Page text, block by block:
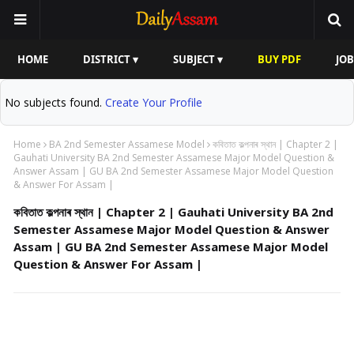
HOME DISTRICT ▾ SUBJECT ▾ BUY PDF
No subjects found. Create Your Profile
Home BA 2nd Semester Assamese Model
কবিতাত কল্পনাৰ স্থান | Chapter 2 |
Gauhati University BA 2nd Semester Assamese Major Model Question &
Answer Assam | GU BA 2nd Semester Assamese Major Model Question
& Answer For Assam |
কবিতাত কল্পনাৰ স্থান | Chapter 2 | Gauhati University BA 2nd
Semester Assamese Major Model Question & Answer
Assam | GU BA 2nd Semester Assamese Major Model
Question & Answer For Assam |